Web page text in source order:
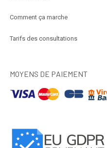
Comment ça marche
Tarifs des consultations
MOYENS DE PAIEMENT